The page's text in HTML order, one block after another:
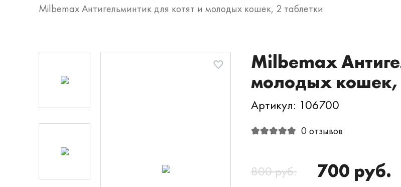
Milbemax Антигельминтик для котят и молодых кошек, 2 таблетки
Milbemax
молодых кошек,
Артикул: 106700
0 отзывов
800 руб. 700 руб.